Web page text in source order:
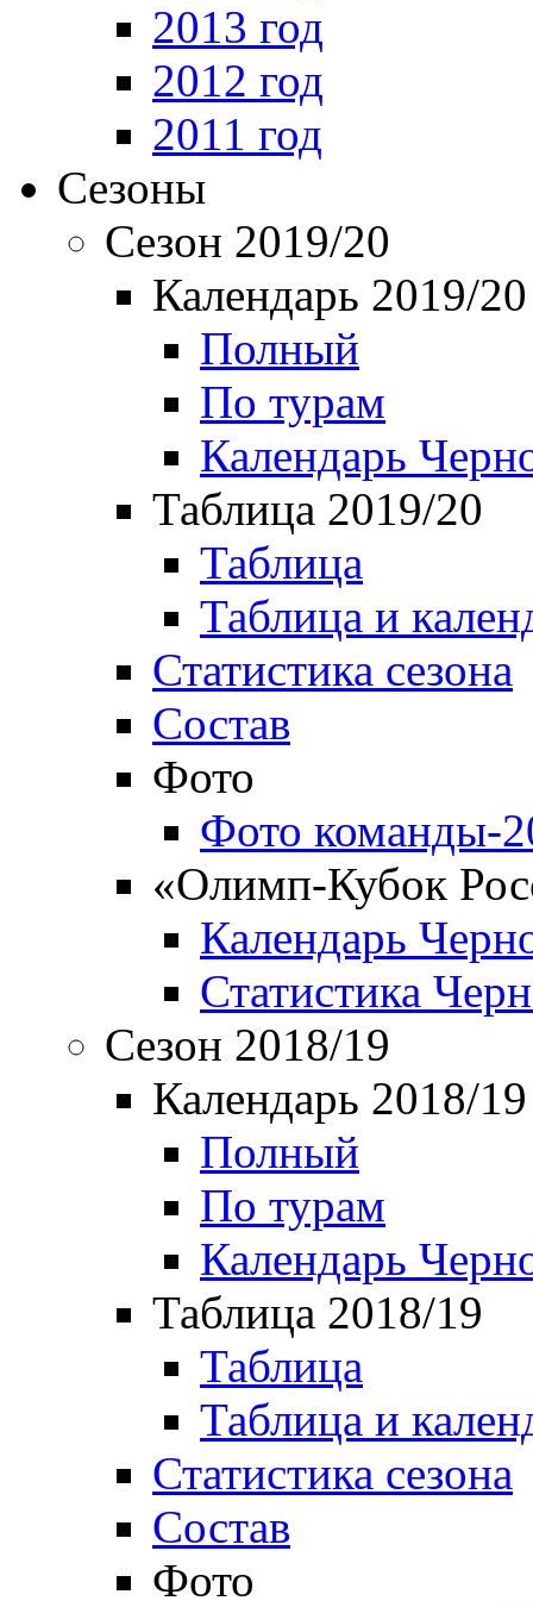
2013 год
2012 год
2011 год
Сезоны
Сезон 2019/20
Календарь 2019/20
Полный
По турам
Календарь
Таблица 2019/20
Таблица
Таблица и
Статистика сезона
Состав
Фото
Фото команды-
«Олимп-Кубок
Календарь
Статистика
Сезон 2018/19
Календарь 2018/19
Полный
По турам
Календарь
Таблица 2018/19
Таблица
Таблица и
Статистика сезона
Состав
Фото